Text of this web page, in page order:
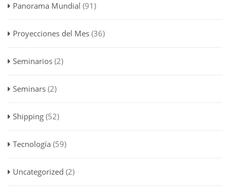
Panorama Mundial (91)
Proyecciones del Mes (36)
Seminarios (2)
Seminars (2)
Shipping (52)
Tecnología (59)
Uncategorized (2)